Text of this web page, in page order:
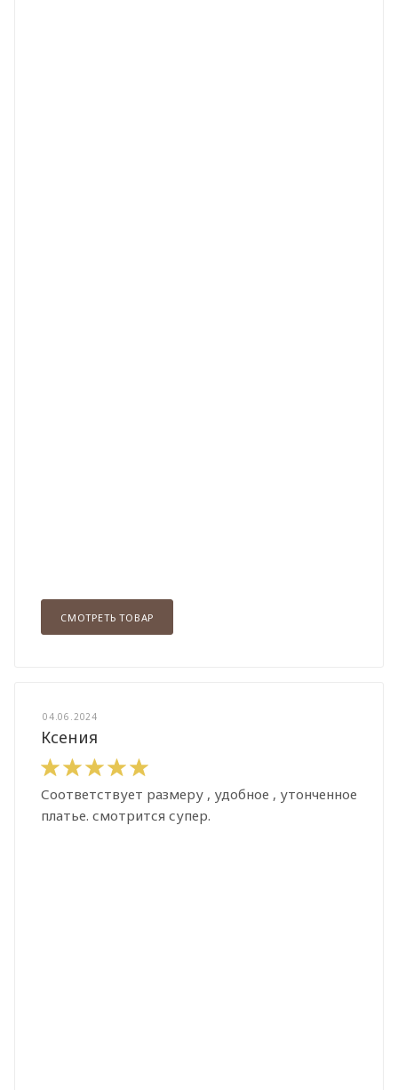
СМОТРЕТЬ ТОВАР
04.06.2024
Ксения
Соответствует размеру , удобное , утонченное
платье. смотрится супер.